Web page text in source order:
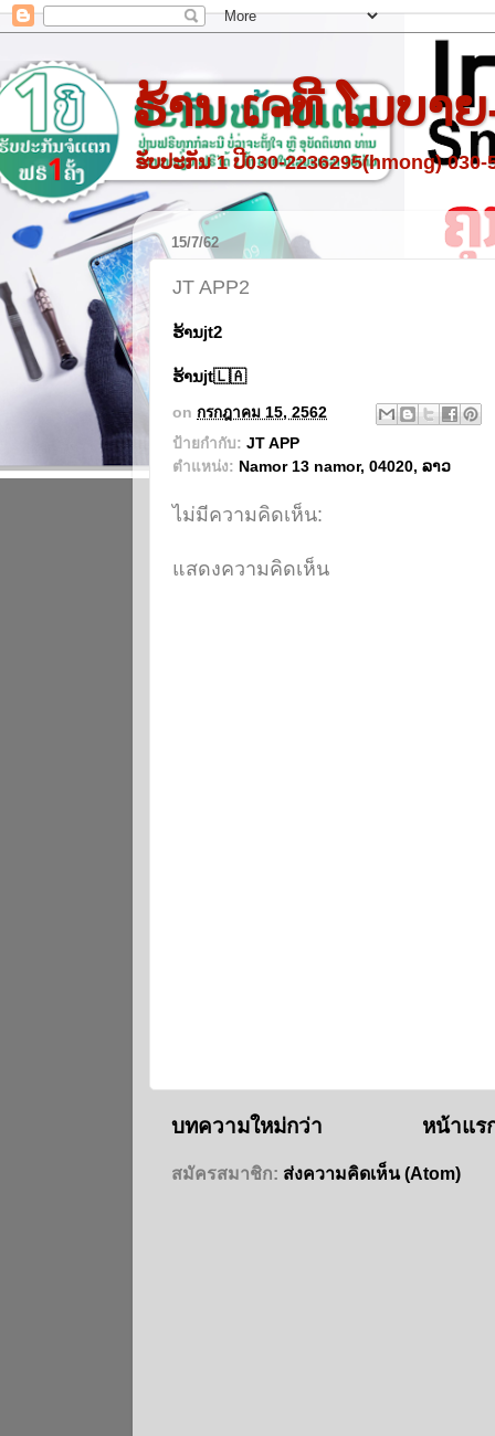
ຮ້ານ ເຈທີ ໂມບາ
ຮັບປະກັນ 1 ປີ030-2236295(hmong) 030-
15/7/62
JT APP2
ຮ້ານjt2
ຮ້ານjt🇱🇦
on กรกฎาคม 15, 2562
ป้ายกำกับ: JT APP
ตำแหน่ง: Namor 13 namor, 04020, ລາວ
ไม่มีความคิดเห็น:
แสดงความคิดเห็น
บทความใหม่กว่า หน้าแร
สมัครสมาชิก: ส่งความคิดเห็น (Atom)